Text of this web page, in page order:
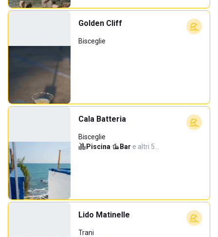
Golden Cliff
Bisceglie
Cala Batteria
Bisceglie
Piscina· Bar·e altri 5…
Lido Matinelle
Trani